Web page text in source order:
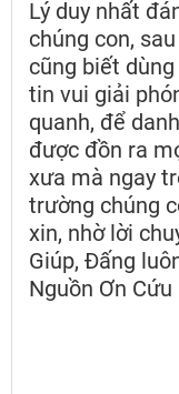
Lý duy nhất
chúng con,
cũng biết
tin vui giải
quanh, để
được đồn ra
xưa mà ngay
trường chúng
xin, nhờ lời
Giúp, Đấng
Nguồn Ơn